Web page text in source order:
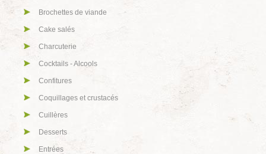
Brochettes de viande
Cake salés
Charcuterie
Cocktails - Alcools
Confitures
Coquillages et crustacés
Cuillères
Desserts
Entrées